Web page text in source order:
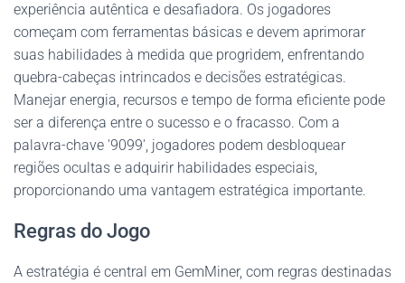
experiência autêntica e desafiadora. Os jogadores
começam com ferramentas básicas e devem aprimorar
suas habilidades à medida que progridem, enfrentando
quebra-cabeças intrincados e decisões estratégicas.
Manejar energia, recursos e tempo de forma eficiente pode
ser a diferença entre o sucesso e o fracasso. Com a
palavra-chave '9099', jogadores podem desbloquear
regiões ocultas e adquirir habilidades especiais,
proporcionando uma vantagem estratégica importante.
Regras do Jogo
A estratégia é central em GemMiner, com regras destinadas